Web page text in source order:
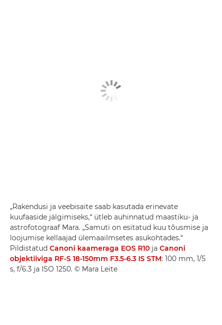
„Rakendusi ja veebisaite saab kasutada erinevate
kuufaaside jälgimiseks,“ ütleb auhinnatud maastiku- ja
astrofotograaf Mara. „Samuti on esitatud kuu tõusmise ja
loojumise kellaajad ülemaailmsetes asukohtades.“
Pildistatud Canoni kaameraga EOS R10 ja Canoni
objektiiviga RF-S 18-150mm F3.5-6.3 IS STM: 100 mm, 1/5
s, f/6.3 ja ISO 1250. © Mara Leite